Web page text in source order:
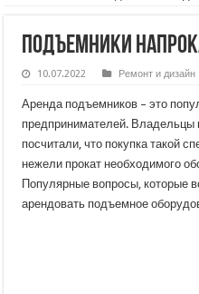
Подъемники
10.07.2022 Ремонт и дизайн
Аренда подъемников – это
предпринимателей. Владельцы
посчитали, что покупка такой
нежели прокат необходимого
Популярные вопросы, которые
арендовать подъемное